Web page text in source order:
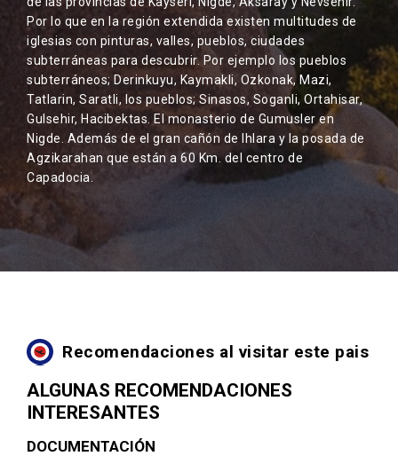
Por lo que en la región extendida existen multitudes de
iglesias con pinturas, valles, pueblos, ciudades
subterráneas para descubrir. Por ejemplo los pueblos
subterráneos; Derinkuyu, Kaymakli, Ozkonak, Mazi,
Tatlarin, Saratli, los pueblos; Sinasos, Soganli, Ortahisar,
Gulsehir, Hacibektas. El monasterio de Gumusler en
Nigde. Además de el gran cañón de Ihlara y la posada de
Agzikarahan que están a 60 Km. del centro de
Capadocia.
Recomendaciones al visitar este pais
ALGUNAS RECOMENDACIONES
INTERESANTES
DOCUMENTACIÓN